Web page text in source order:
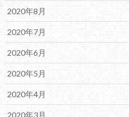
2020年8月
2020年7月
2020年6月
2020年5月
2020年4月
2020年3月